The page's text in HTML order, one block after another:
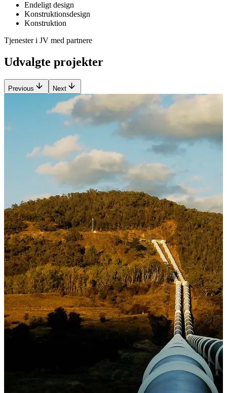
Endeligt design
Konstruktionsdesign
Konstruktion
Tjenester i JV med partnere
Udvalgte projekter
Previous Next